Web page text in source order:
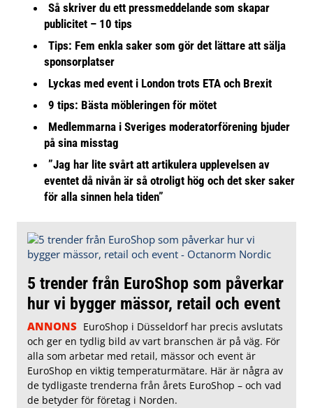
Så skriver du ett pressmeddelande som skapar
publicitet – 10 tips
Tips: Fem enkla saker som gör det lättare att sälja
sponsorplatser
Lyckas med event i London trots ETA och Brexit
9 tips: Bästa möbleringen för mötet
Medlemmarna i Sveriges moderatorförening bjuder
på sina misstag
”Jag har lite svårt att artikulera upplevelsen av
eventet då nivån är så otroligt hög och det sker saker
för alla sinnen hela tiden”
5 trender från EuroShop som påverkar
hur vi bygger mässor, retail och event
ANNONS EuroShop i Düsseldorf har precis avslutats
och ger en tydlig bild av vart branschen är på väg. För
alla som arbetar med retail, mässor och event är
EuroShop en viktig temperaturmätare. Här är några av
de tydligaste trenderna från årets EuroShop – och vad
de betyder för företag i Norden.